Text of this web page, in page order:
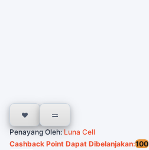
Penayang Oleh:Luna Cell
Cashback Point Dapat Dibelanjakan:100